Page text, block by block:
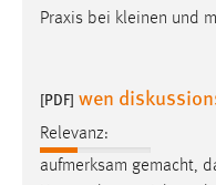
Praxis bei kleinen und
[PDF] wen
Relevanz:
aufmerksam gemacht,
Cookie Laufzeit:
Name: